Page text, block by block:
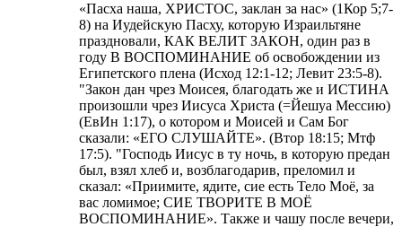
«Пасха наша, ХРИСТОС, заклан за нас» (1Кор 5;7-
8) на Иудейскую Пасху, которую Израильтяне
праздновали, КАК ВЕЛИТ ЗАКОН, один раз в
году В ВОСПОМИНАНИЕ об освобождении из
Египетского плена (Исход 12:1-12; Левит 23:5-8).
"Закон дан чрез Моисея, благодать же и ИСТИНА
произошли чрез Иисуса Христа (=Йешуа Мессию)
(ЕвИн 1:17), о котором и Моисей и Сам Бог
сказали: «ЕГО СЛУШАЙТЕ». (Втор 18:15; Мтф
17:5). "Господь Иисус в ту ночь, в которую предан
был, взял хлеб и, возблагодарив, преломил и
сказал: «Приимите, ядите, сие есть Тело Моё, за
вас ломимое; СИЕ ТВОРИТЕ В МОЁ
ВОСПОМИНАНИЕ». Также и чашу после вечери,